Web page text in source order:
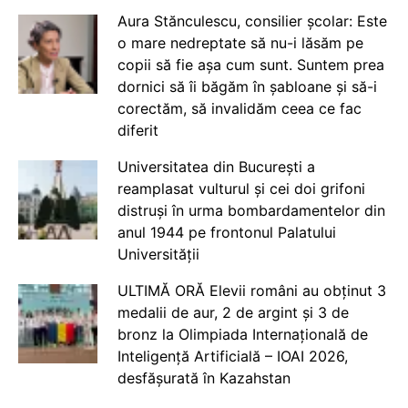
Aura Stănculescu, consilier școlar: Este
o mare nedreptate să nu-i lăsăm pe
copii să fie așa cum sunt. Suntem prea
dornici să îi băgăm în șabloane și să-i
corectăm, să invalidăm ceea ce fac
diferit
Universitatea din București a
reamplasat vulturul și cei doi grifoni
distruși în urma bombardamentelor din
anul 1944 pe frontonul Palatului
Universității
ULTIMĂ ORĂ Elevii români au obținut 3
medalii de aur, 2 de argint și 3 de
bronz la Olimpiada Internațională de
Inteligență Artificială – IOAI 2026,
desfășurată în Kazahstan